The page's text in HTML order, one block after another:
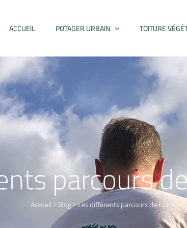
ACCUEIL POTAGER URBAIN TOITURE
parcours
Accueil > Blog>Les différents parcours de notre